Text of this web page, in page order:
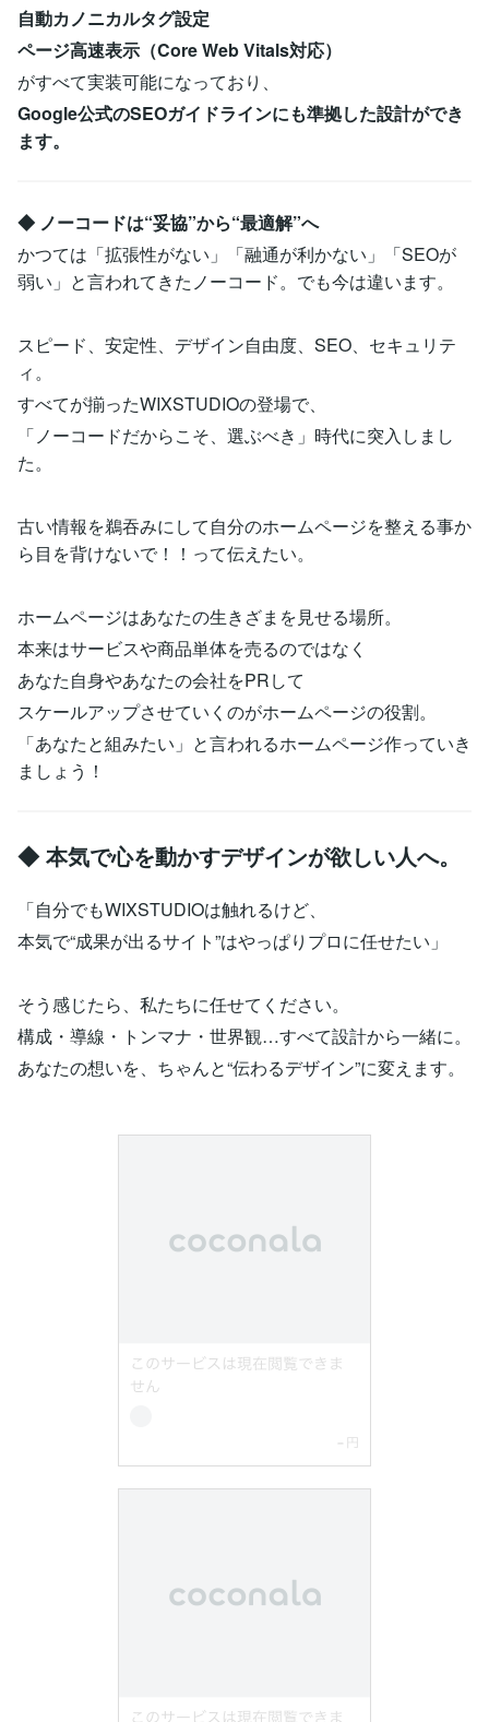
自動カノニカルタグ設定
ページ高速表示（Core Web Vitals対応）
がすべて実装可能になっており、
Google公式のSEOガイドラインにも準拠した設計ができ
ます。
◆ ノーコードは“妥協”から“最適解”へ
かつては「拡張性がない」「融通が利かない」「SEOが
弱い」と言われてきたノーコード。でも今は違います。
スピード、安定性、デザイン自由度、SEO、セキュリテ
ィ。
すべてが揃ったWIXSTUDIOの登場で、
「ノーコードだからこそ、選ぶべき」時代に突入しまし
た。
古い情報を鵜吞みにして自分のホームページを整える事か
ら目を背けないで！！って伝えたい。
ホームページはあなたの生きざまを見せる場所。
本来はサービスや商品単体を売るのではなく
あなた自身やあなたの会社をPRして
スケールアップさせていくのがホームページの役割。
「あなたと組みたい」と言われるホームページ作っていき
ましょう！
◆ 本気で心を動かすデザインが欲しい人へ。
「自分でもWIXSTUDIOは触れるけど、
本気で“成果が出るサイト”はやっぱりプロに任せたい」
そう感じたら、私たちに任せてください。
構成・導線・トンマナ・世界観…すべて設計から一緒に。
あなたの想いを、ちゃんと“伝わるデザイン”に変えます。